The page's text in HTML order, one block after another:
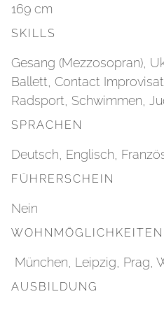
169 cm
SKILLS
Gesang (Mezzosopran),
Ballett, Contact
Radsport, Schwimmen,
SPRACHEN
Deutsch, Englisch,
FÜHRERSCHEIN
Nein
WOHNMÖGLICHKEITEN
München, Leipzig, Prag,
AUSBILDUNG